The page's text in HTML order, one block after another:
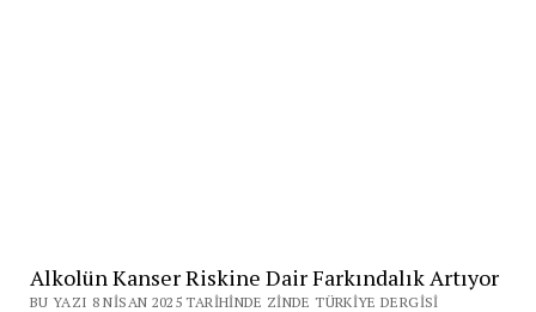
Alkolün Kanser Riskine Dair Farkındalık Artıyor
BU YAZI 8 NISAN 2025 TARIHINDE ZINDE TÜRKIYE DERGISI